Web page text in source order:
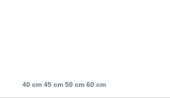
40 cm 45 cm 50 cm 60 cm